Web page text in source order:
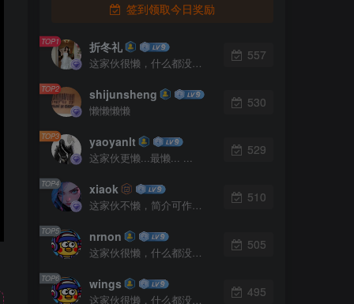
签到领取今日奖励
TOP1 折冬礼
这家伙很懒，什么都没有写...
557
TOP2 shijunsheng
懒懒懒懒
530
TOP3 yaoyanlt
这家伙更懒...最懒... ...
529
TOP4 xiaok
这家伙不懒，简介可作证！
510
TOP5 nrnon
这家伙很懒，什么都没有写...
505
TOP6 wings
这家伙很懒，什么都没有写...
495